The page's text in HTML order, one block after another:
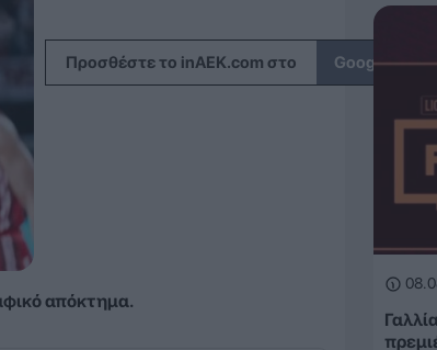
Προσθέστε το inAEK.com στο Google↗
απόκτημα.